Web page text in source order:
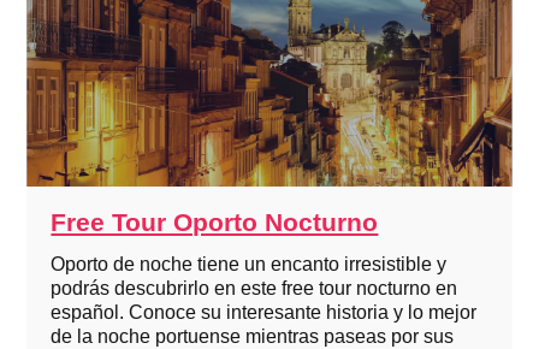
Free Tour Oporto Nocturno
Oporto de noche tiene un encanto irresistible y
podrás descubrirlo en este free tour nocturno en
español. Conoce su interesante historia y lo mejor
de la noche portuense mientras paseas por sus